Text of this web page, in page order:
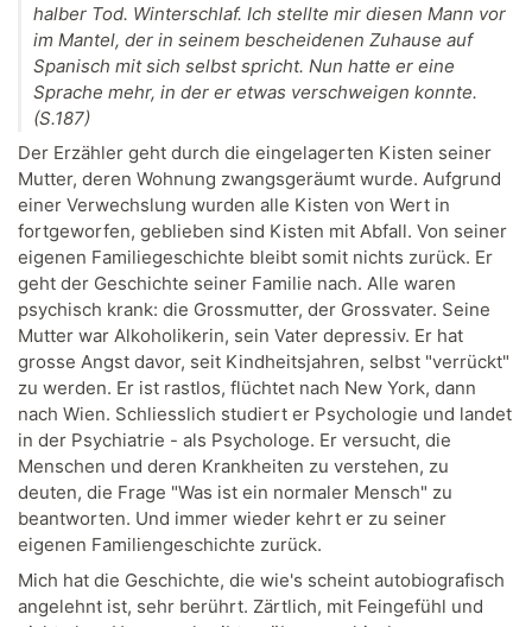
halber Tod. Winterschlaf. Ich stellte mir diesen Mann vor
im Mantel, der in seinem bescheidenen Zuhause auf
Spanisch mit sich selbst spricht. Nun hatte er eine
Sprache mehr, in der er etwas verschweigen konnte.
(S.187)
Der Erzähler geht durch die eingelagerten Kisten seiner
Mutter, deren Wohnung zwangsgeräumt wurde. Aufgrund
einer Verwechslung wurden alle Kisten von Wert in
fortgeworfen, geblieben sind Kisten mit Abfall. Von seiner
eigenen Familiegeschichte bleibt somit nichts zurück. Er
geht der Geschichte seiner Familie nach. Alle waren
psychisch krank: die Grossmutter, der Grossvater. Seine
Mutter war Alkoholikerin, sein Vater depressiv. Er hat
grosse Angst davor, seit Kindheitsjahren, selbst "verrückt"
zu werden. Er ist rastlos, flüchtet nach New York, dann
nach Wien. Schliesslich studiert er Psychologie und landet
in der Psychiatrie - als Psychologe. Er versucht, die
Menschen und deren Krankheiten zu verstehen, zu
deuten, die Frage "Was ist ein normaler Mensch" zu
beantworten. Und immer wieder kehrt er zu seiner
eigenen Familiengeschichte zurück.
Mich hat die Geschichte, die wie's scheint autobiografisch
angelehnt ist, sehr berührt. Zärtlich, mit Feingefühl und